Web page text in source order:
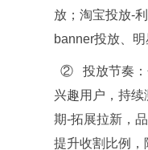
放；淘宝投放-
banner投放、
② 投放节奏：分
兴趣用户，持
期-拓展拉新，
提升收割比例，